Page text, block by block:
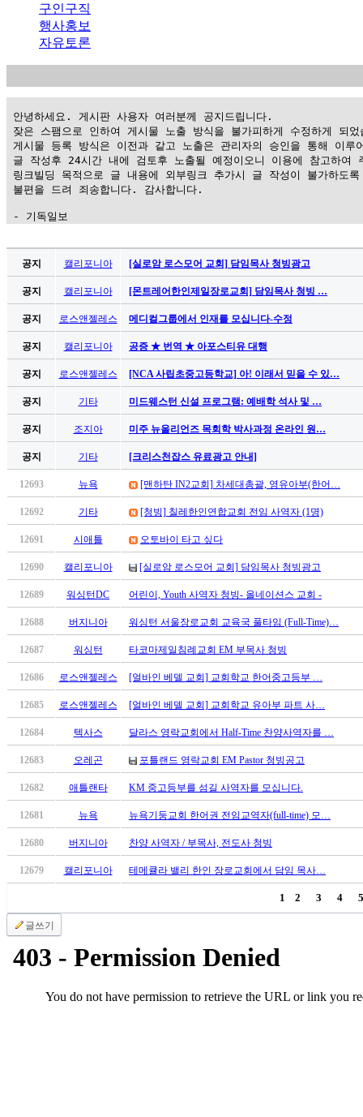
구인구직
행사홍보
자유토론
안녕하세요. 게시판 사용자 여러분께 공지드립니다.
잦은 스팸으로 인하여 게시물 노출 방식을 불가피하게 수정하게 되었
게시물 등록 방식은 이전과 같고 노출은 관리자의 승인을 통해 이루
글 작성후 24시간 내에 검토후 노출될 예정이오니 이용에 참고하여
링크빌딩 목적으로 글 내용에 외부링크 추가시 글 작성이 불가하도
불편을 드려 죄송합니다. 감사합니다.
- 기독일보
만
꼴
밍
넷
minky
합
체
안
브
국
주
야
우
비
아
탑-
릴
지
입
발
기
공지 캘리포니아 [실로암 로스모어 교회] 담임목사 청빙광고
공지 캘리포니아 [몬트레어한인제일장로교회] 담임목사 청빙 …
공지 로스앤젤레스 메디컬그룹에서 인재를 모십니다-수정
공지 캘리포니아 공증 ★ 번역 ★ 아포스티유 대행
공지 로스앤젤레스 [NCA 사립초중고등학교] 아! 이래서 믿을 수 있…
공지 기타 미드웨스턴 신설 프로그램: 예배학 석사 및 …
공지 조지아 미주 뉴올리언즈 목회학 박사과정 온라인 원…
공지 기타 [크리스천잡스 유료광고 안내]
12693 뉴욕 [맨하탄 IN2교회] 차세대총괄, 영유아부(한어…
12692 기타 [청빙] 칠레한인연합교회 전임 사역자 (1명)
12691 시애틀 오토바이 타고 싶다
12690 캘리포니아 [실로암 로스모어 교회] 담임목사 청빙광고
12689 워싱턴DC 어린이, Youth 사역자 청빙- 올네이션스 교회 -
12688 버지니아 워싱턴 서울장로교회 교육국 풀타임 (Full-Time)…
12687 워싱턴 타코마제일침례교회 EM 부목사 청빙
12686 로스앤젤레스 [얼바인 베델 교회] 교회학교 한어중고등부 …
12685 로스앤젤레스 [얼바인 베델 교회] 교회학교 유아부 파트 사…
12684 텍사스 달라스 영락교회에서 Half-Time 찬양사역자를 …
12683 오레곤 포틀랜드 영락교회 EM Pastor 청빙공고
12682 애틀랜타 KM 중고등부를 섬길 사역자를 모십니다.
12681 뉴욕 뉴욕기둥교회 한어권 전임교역자(full-time) 모…
12680 버지니아 찬양 사역자 / 부목사, 전도사 청빙
12679 캘리포니아 테메큘라 밸리 한인 장로교회에서 담임 목사…
1 2 3 4 5
글쓰기